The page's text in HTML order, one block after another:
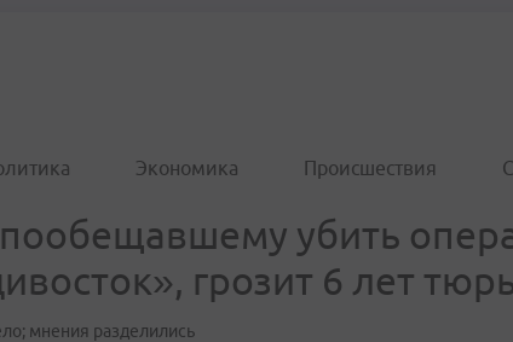
Экономика Происшествия
убить
грозит 6 лет
мнения разделились